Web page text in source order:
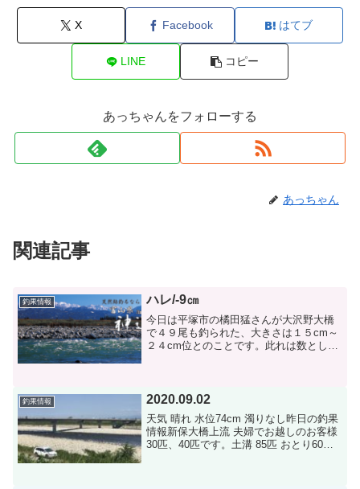
X Facebook はてブ
LINE コピー
あっちゃんをフォローする
あっちゃん
関連記事
釣果情報 ハレ/-9㎝
今日は平塚市の橘田猛さんが大沢野大橋
で４９尾も釣られた、大きさは１５cm～
２４cm位とのことです。此れは数として
瀬に入って、午後から...
釣果情報 2020.09.02
天気 晴れ 水位74cm 濁りなし昨日の釣果
情報新保大橋上流 夫婦でお越しのお客様
30匹、40匹です。土溝 85匹 おとり60匹